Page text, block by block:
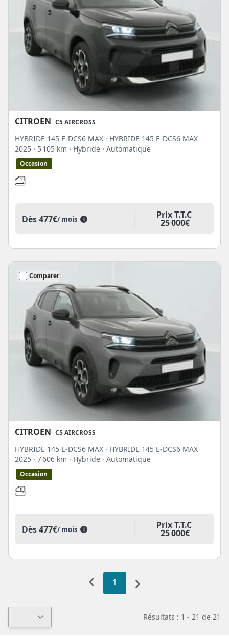
CITROEN C5 AIRCROSS
HYBRIDE 145 E-DCS6 MAX · HYBRIDE 145 E-DCS6 MAX
2025 · 5 105 km · Hybride · Automatique
Occasion
Dès477€/ mois i Prix T.T.C
25 000€
Comparer
CITROEN C5 AIRCROSS
HYBRIDE 145 E-DCS6 MAX · HYBRIDE 145 E-DCS6 MAX
2025 · 7 606 km · Hybride · Automatique
Occasion
Dès477€/ mois i Prix T.T.C
25 000€
‹ 1 ›
Résultats : 1 - 21 de 21